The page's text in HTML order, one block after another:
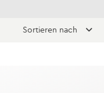
Sortieren nach